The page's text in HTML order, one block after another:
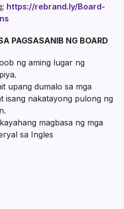
https://rebrand.ly/Board-
PAGSASANIB NG BOARD
ng aming lugar ng
upang dumalo sa mga
isang nakatayong pulong ng
magbasa ng mga
sa Ingles